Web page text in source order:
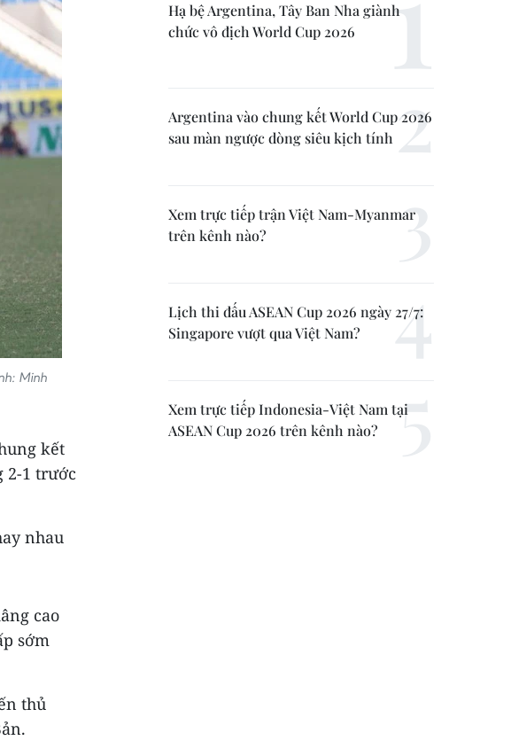
Minh
kết
2-1 trước
nhau
cao
sớm
thủ
Hạ bệ Argentina, Tây Ban Nha giành
chức vô địch World Cup 2026
Argentina vào chung kết World Cup 2026
sau màn ngược dòng siêu kịch tính
Xem trực tiếp trận Việt Nam-Myanmar
trên kênh nào?
Lịch thi đấu ASEAN Cup 2026 ngày 27/7:
Singapore vượt qua Việt Nam?
Xem trực tiếp Indonesia-Việt Nam tại
ASEAN Cup 2026 trên kênh nào?